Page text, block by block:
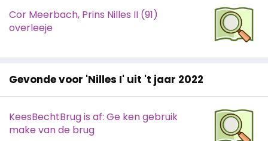
Cor Meerbach, Prins Nilles II (91)
overleeje
Gevonde voor 'Nilles I' uit 't jaar 2022
KeesBechtBrug is af: Ge ken gebruik
make van de brug